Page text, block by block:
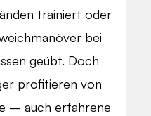
trainiert oder
bei
geübt. Doch
profitieren von
– auch erfahrene